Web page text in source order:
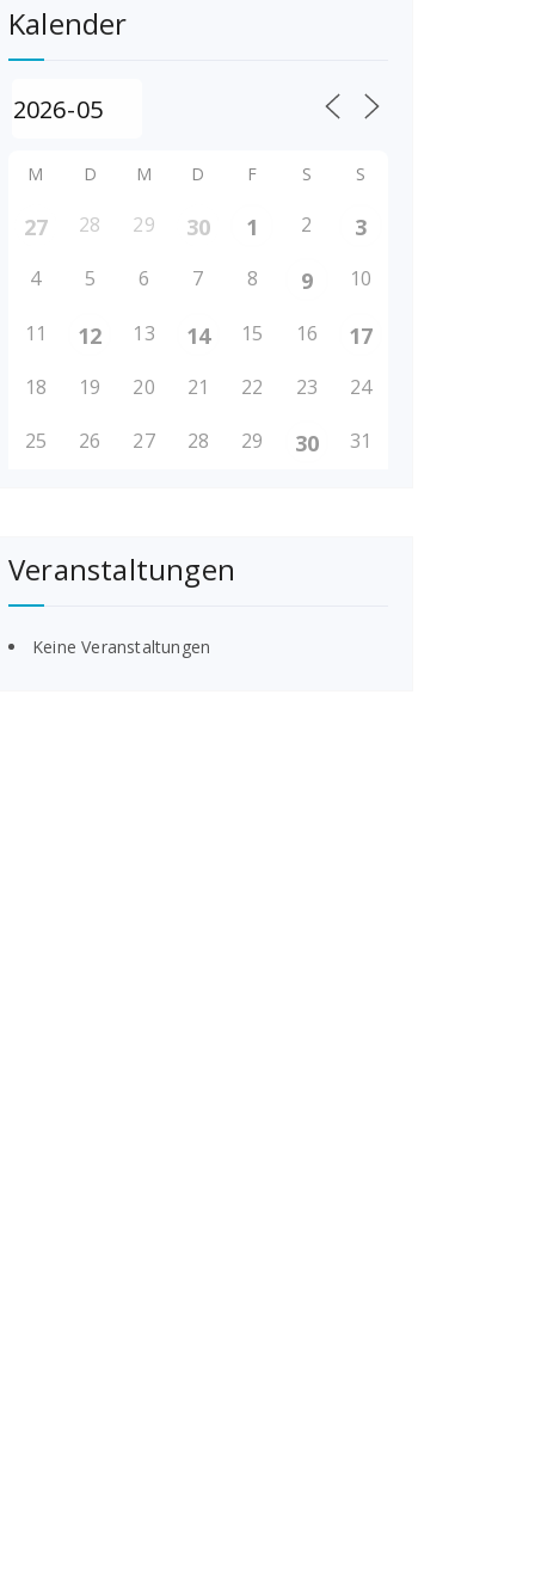
Kalender
M D M D F S S
27 28 29 30 1 2 3
4 5 6 7 8 9 10
11 12 13 14 15 16 17
18 19 20 21 22 23 24
25 26 27 28 29 30 31
Veranstaltungen
Keine Veranstaltungen